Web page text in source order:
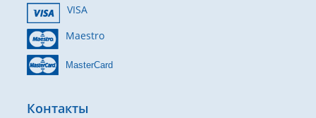
VISA
Maestro
MasterCard
Контакты